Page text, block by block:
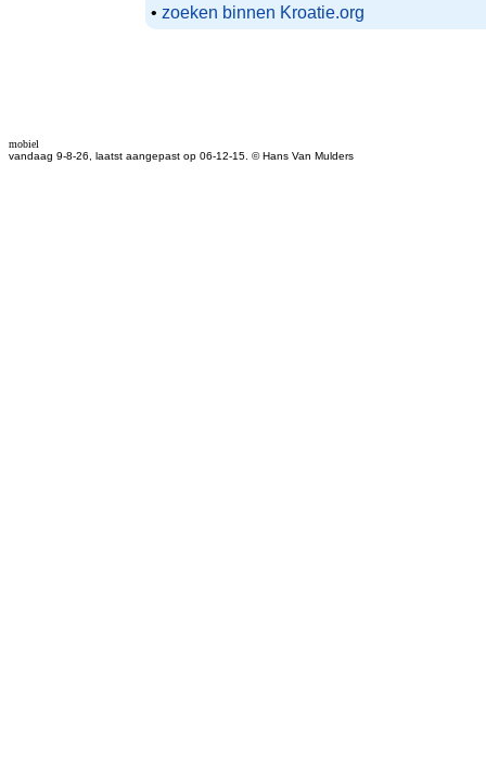
• zoeken binnen Kroatie.org
mobiel
vandaag 9-8-26, laatst aangepast op 06-12-15. © Hans Van Mulders